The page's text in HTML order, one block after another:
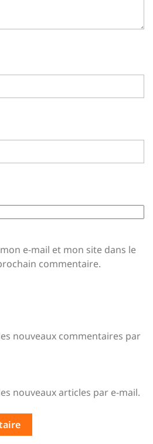
e-mail et mon site dans le
commentaire.
nouveaux commentaires par
nouveaux articles par e-mail.